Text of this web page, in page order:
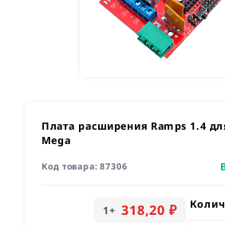
Плата расширения Ramps 1.4
Mega
Код товара:87306
1+ 318,20 ₽